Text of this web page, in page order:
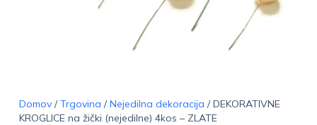
Domov/Trgovina /Nejedilna dekoracija / DEKORATIVNE
KROGLICE na žički (nejedilne) 4kos – ZLATE